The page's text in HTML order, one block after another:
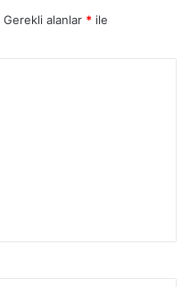
Gerekli alanlar * ile